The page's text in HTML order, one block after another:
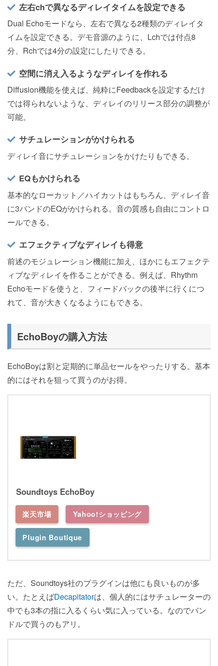
左右chで異なるディレイタイムを設定できる
Dual Echoモードなら、左右で異なる2種類のディレイタ
イムを設定できる。デモ音源のように、Lchでは付点8
分、Rchでは4分の設定にしたりできる。
空間に消え入るようなディレイを作れる
Diffusion機能を使えば、純粋にFeedbackを設定するだけ
では得られないような、ディレイのリリース部分の調整が
可能。
サチュレーションがかけられる
ディレイ音にサチュレーションをかけたりもできる。
EQもかけられる
基本的なローカット／ハイカットはもちろん、ディレイ音
に3バンドのEQがかけられる。音の質感も自由にコントロ
ールできる。
エフェクティブなディレイも得意
前述のモジュレーション機能に加え、ほかにもエフェクテ
ィブなディレイを作ることができる。例えば、Rhythm
Echoモードを使うと、フィードバックの後半に行くにつ
れて、音が大きくなるようにもできる。
EchoBoyの購入方法
EchoBoyは割と定期的に単品セールをやったりする。基本
的にはそれを狙って買うのがお得。
Soundtoys EchoBoy
楽天市場 Yahoo!ショッピング
Plugin Boutique
ただ、Soundtoys社のプラグインは他にも良いものが多
い。たとえばDecapitatorは、個人的にはサチュレーターの
中でも3本の指に入るくらい気に入っている。なのでバン
ドルで買うのもアリ。